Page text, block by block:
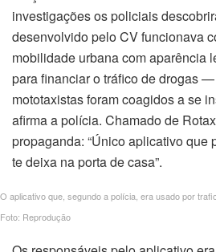
investigações os policiais
desenvolvido pelo CV funcionava
mobilidade urbana com aparência
para financiar o tráfico de drogas
mototaxistas foram coagidos a se
afirma a polícia. Chamado de
propaganda: “Único aplicativo que
te deixa na porta de casa”.
O aplicativo que, segundo a polícia, era usado por
Foto: Reprodução